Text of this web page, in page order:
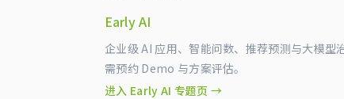
Early AI
企业级 AI 应用、智能问数、推荐预测与大模型
需预约 Demo 与方案评估。
进入 Early AI 专题页 →